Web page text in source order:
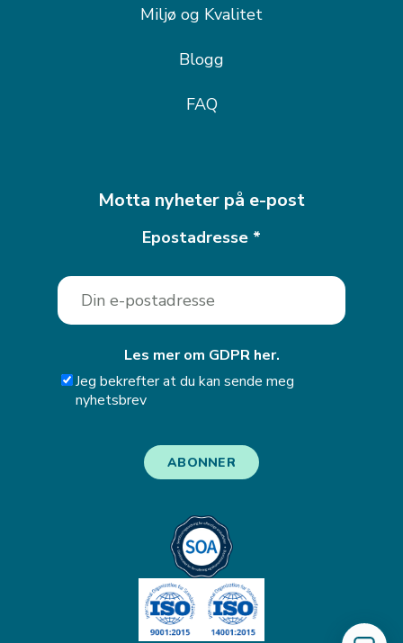
Miljø og Kvalitet
Blogg
FAQ
Motta nyheter på e-post
Epostadresse *
Les mer om GDPR her.
Jeg bekrefter at du kan sende meg
nyhetsbrev
ABONNER